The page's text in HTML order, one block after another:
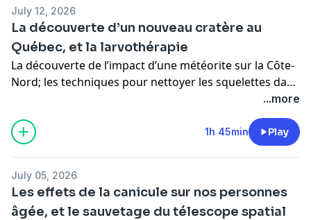
July 12, 2026
La découverte d’un nouveau cratère au
Québec, et la larvothérapie
La découverte de l’impact d’une météorite sur la Côte-
Nord; les techniques pour nettoyer les squelettes dans
les laboratoires avec des insectes; l’efficacité de la
larvothérapie pour soigner les plaies chroniques; et
l’importance des lipides dans le cerveau.
...more
1h 45min Play
July 05, 2026
Les effets de la canicule sur nos personnes
âgée, et le sauvetage du télescope spatial